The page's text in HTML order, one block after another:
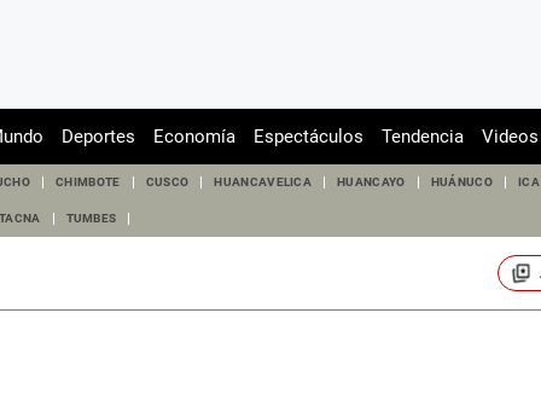
Deportes Economía Espectáculos Tendencia Videos
CHIMBOTE CUSCO HUANCAVELICA HUANCAYO HUÁNUCO ICA
TUMBES